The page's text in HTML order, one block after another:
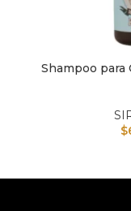
AÑADIR AL
Shampoo para
$